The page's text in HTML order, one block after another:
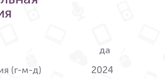
да
(г-м-д)
2024